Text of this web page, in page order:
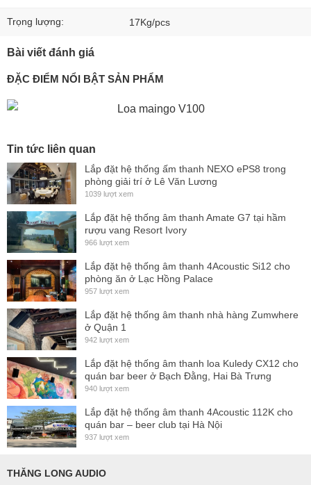
Trọng lượng: 17Kg/pcs
Bài viết đánh giá
ĐẶC ĐIỂM NỔI BẬT SẢN PHẨM
Tin tức liên quan
Lắp đặt hệ thống ấm thanh NEXO ePS8 trong
phòng giải trí ở Lê Văn Lương
1039 lượt xem
Lắp đặt hệ thống âm thanh Amate G7 tại hầm
rượu vang Resort Ivory
966 lượt xem
Lắp đặt hệ thống âm thanh 4Acoustic Si12 cho
phòng ăn ở Lạc Hồng Palace
957 lượt xem
Lắp đặt hệ thống âm thanh nhà hàng Zumwhere
ở Quận 1
942 lượt xem
Lắp đặt hệ thống âm thanh loa Kuledy CX12 cho
quán bar beer ở Bạch Đằng, Hai Bà Trưng
940 lượt xem
Lắp đặt hệ thống âm thanh 4Acoustic 112K cho
quán bar – beer club tại Hà Nội
937 lượt xem
THĂNG LONG AUDIO